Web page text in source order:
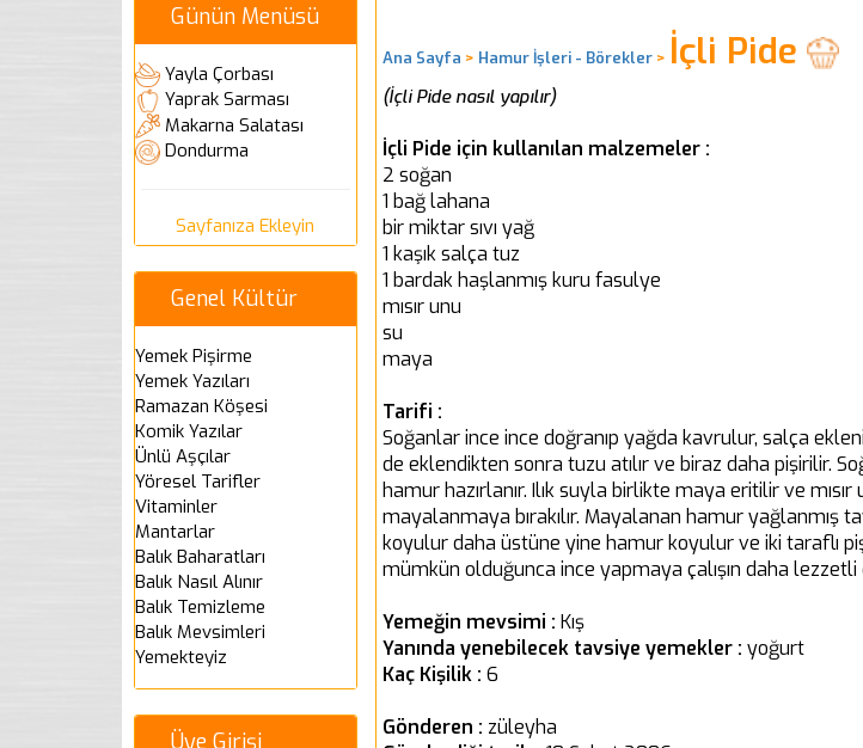
Ana Sayfa > Hamur İşleri - Börekler> İçli Pide
(İçli Pide nasıl yapılır)
İçli Pide için kullanılan malzemeler :
2 soğan
1 bağ lahana
bir miktar sıvı yağ
1 kaşık salça tuz
1 bardak haşlanmış kuru fasulye
mısır unu
su
maya
Tarifi :
Soğanlar ince ince doğranıp yağda kavrulur, salça
de eklendikten sonra tuzu atılır ve biraz daha pişirilir.
hamur hazırlanır. Ilık suyla birlikte maya eritilir ve
mayalanmaya bırakılır. Mayalanan hamur yağlanmış
koyulur daha üstüne yine hamur koyulur ve iki taraflı
mümkün olduğunca ince yapmaya çalışın daha
Yemeğin mevsimi : Kış
Yanında yenebilecek tavsiye yemekler : yoğurt
Kaç Kişilik : 6
Gönderen : züleyha
Günün Menüsü
Yayla Çorbası
Yaprak Sarması
Makarna Salatası
Dondurma
Sayfanıza Ekleyin
Genel Kültür
Yemek Pişirme
Yemek Yazıları
Ramazan Köşesi
Komik Yazılar
Ünlü Aşçılar
Yöresel Tarifler
Vitaminler
Mantarlar
Balık Baharatları
Balık Nasıl Alınır
Balık Temizleme
Balık Mevsimleri
Yemekteyiz
Üye Girişi